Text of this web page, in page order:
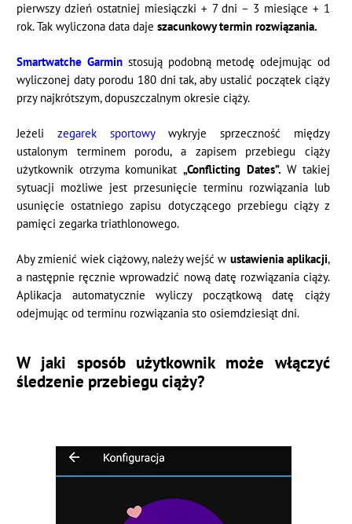
pierwszy dzień ostatniej miesiączki + 7 dni – 3 miesiące + 1
rok. Tak wyliczona data dajeszacunkowy termin rozwiązania.
Smartwatche Garminstosują podobną metodę odejmując od
wyliczonej daty porodu 180 dni tak, aby ustalić początek ciąży
przy najkrótszym, dopuszczalnym okresie ciąży.
Jeżelizegarek sportowywykryje sprzeczność między
ustalonym terminem porodu, a zapisem przebiegu ciąży
użytkownik otrzyma komunikat „Conflicting Dates”. W takiej
sytuacji możliwe jest przesunięcie terminu rozwiązania lub
usunięcie ostatniego zapisu dotyczącego przebiegu ciąży z
pamięci zegarka triathlonowego.
Aby zmienić wiek ciążowy, należy wejść w ustawienia aplikacji,
a następnie ręcznie wprowadzić nową datę rozwiązania ciąży.
Aplikacja automatycznie wyliczy początkową datę ciąży
odejmując od terminu rozwiązania sto osiemdziesiąt dni.
W jaki sposób użytkownik może włączyć
śledzenie przebiegu ciąży?